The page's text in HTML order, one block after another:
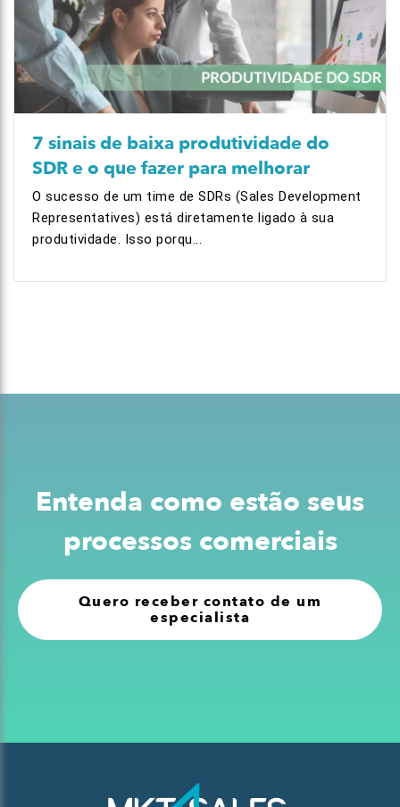
7 sinais de baixa produtividade do
SDR e o que fazer para melhorar
O sucesso de um time de SDRs (Sales Development
Representatives) está diretamente ligado à sua
produtividade. Isso porqu...
Entenda como estão seus
processos comerciais
Quero receber contato de um
especialista